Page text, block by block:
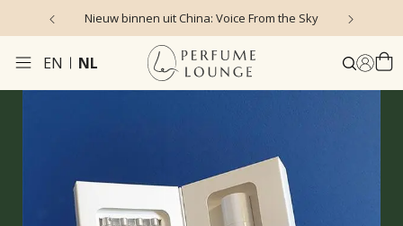
Nieuw binnen uit China: Voice From the Sky
EN NL